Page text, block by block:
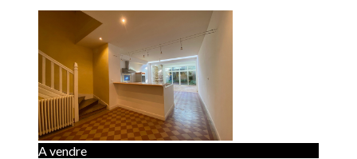
A vendre